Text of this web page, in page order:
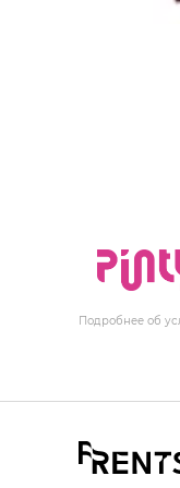
Подробнее об